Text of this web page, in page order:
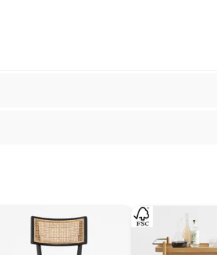
diferentes, otras con restricciones y
tienen:
productos para asfalto, hormigón,